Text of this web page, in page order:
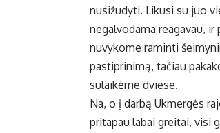
nusižudyti. Likusi su juo
negalvodama reagavau,
nuvykome raminti
pastiprinimą, tačiau
sulaikėme dviese.
Na, o į darbą Ukmergės
pritapau labai greitai, visi